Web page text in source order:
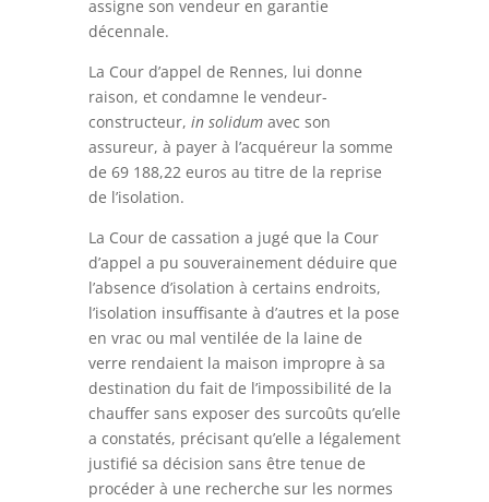
assigne son vendeur en garantie
décennale.
La Cour d’appel de Rennes, lui donne
raison, et condamne le vendeur-
constructeur, in solidumavec son
assureur, à payer à l’acquéreur la somme
de 69 188,22 euros au titre de la reprise
de l’isolation.
La Cour de cassation a jugé que la Cour
d’appel a pu souverainement déduire que
l’absence d’isolation à certains endroits,
l’isolation insuffisante à d’autres et la pose
en vrac ou mal ventilée de la laine de
verre rendaient la maison impropre à sa
destination du fait de l’impossibilité de la
chauffer sans exposer des surcoûts qu’elle
a constatés, précisant qu’elle a légalement
justifié sa décision sans être tenue de
procéder à une recherche sur les normes